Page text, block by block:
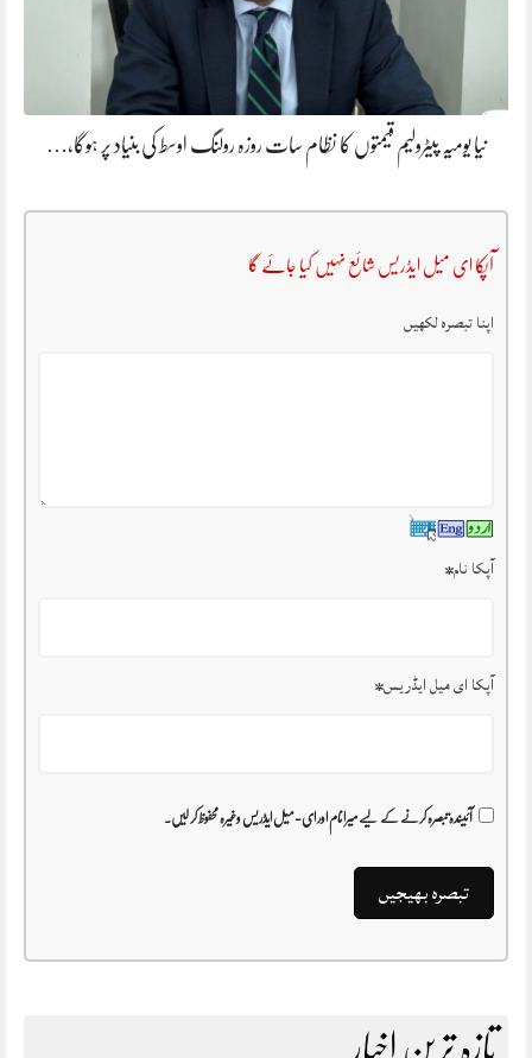
نیا یومیہ پیٹرولیم قیمتوں کا نظام سات روزہ رولنگ اوسط کی بنیاد پر ہوگا،…
آپکا ای میل ایڈریس شائع نہیں کیا جائے گا
اپنا تبصرہ لکھیں
آپکا نام*
آپکا ای میل ایڈریس*
آئیندہ تبصرہ کرنے کے لیے میرا نام اور ای-میل ایڈریس وغیرہ محفوظ کر لیں۔
تازہ ترین اخبار